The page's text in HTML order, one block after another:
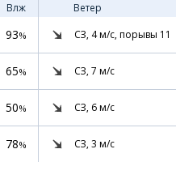
Влж
Ветер
93% СЗ, 4м/с, порывы 11
65% СЗ, 7 м/с
50% СЗ, 6м/с
78% СЗ, 3 м/с